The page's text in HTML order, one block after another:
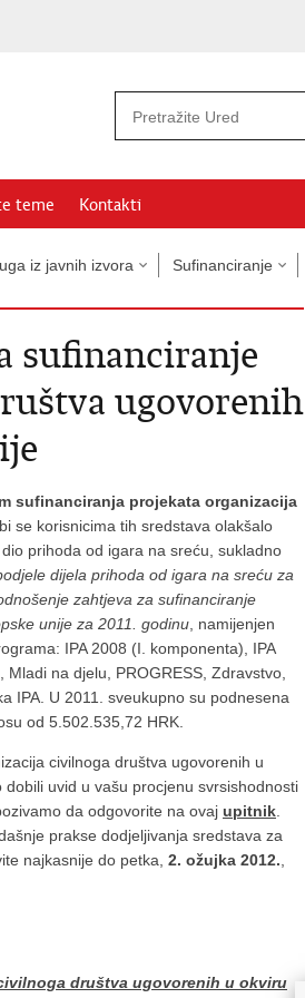
teme Kontakti
iz javnih izvora Sufinanciranje
sufinanciranje
ugovorenih
sufinanciranja projekata organizacija
se korisnicima tih sredstava olakšalo
prihoda od igara na sreću, sukladno
dijela prihoda od igara na sreću za
zahtjeva za sufinanciranje
unije za 2011. godinu , namijenjen
IPA 2008 (I. komponenta), IPA
na djelu, PROGRESS, Zdravstvo,
IPA. U 2011. sveukupno su podnesena
od 5.502.535,72 HRK.
civilnoga društva ugovorenih u
uvid u vašu procjenu svrsishodnosti
da odgovorite na ovaj upitnik
prakse dodjeljivanja sredstava za
najkasnije do petka, 2. ožujka 2012.
društva ugovorenih u okviru